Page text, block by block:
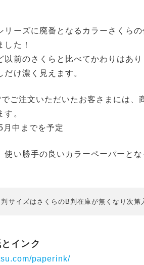
リーズに廃番となるカラーさくら
した！
以前のさくらと比べてかわりはあ
け濃く見えます。
ご注文いただいたお客さまには、
。
中までを予定
使い勝手の良いカラーペーパーと
サイズはさくらのB判在庫が無くなり次第
インク
paperink/